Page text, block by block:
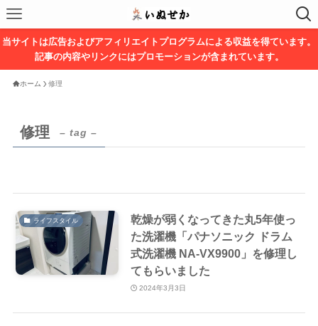
当サイトは広告およびアフィリエイトプログラムによる収益を得ています。
記事の内容やリンクにはプロモーションが含まれています。
ホーム 修理
修理 – tag –
ライフスタイル
乾燥が弱くなってきた丸5年使っ
た洗濯機「パナソニック ドラム
式洗濯機 NA-VX9900」を修理し
てもらいました
2024年3月3日